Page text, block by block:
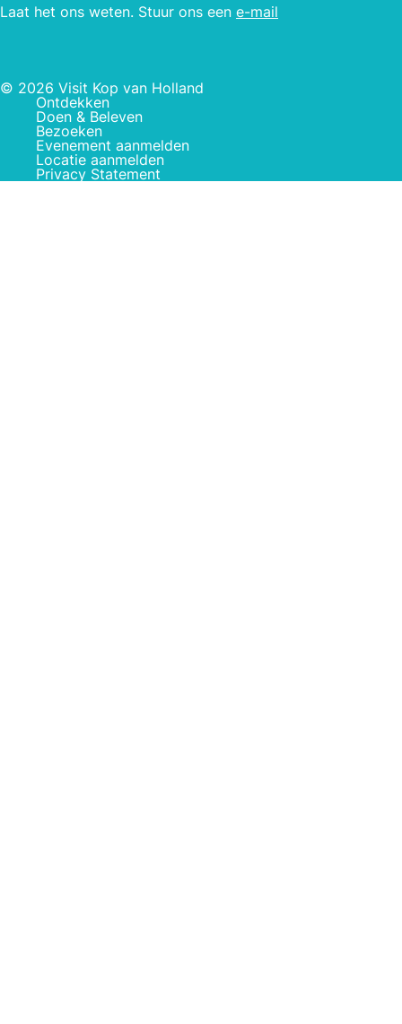
Laat het ons weten. Stuur ons een e-mail
© 2026 Visit Kop van Holland
Ontdekken
Doen & Beleven
Bezoeken
Evenement aanmelden
Locatie aanmelden
Privacy Statement